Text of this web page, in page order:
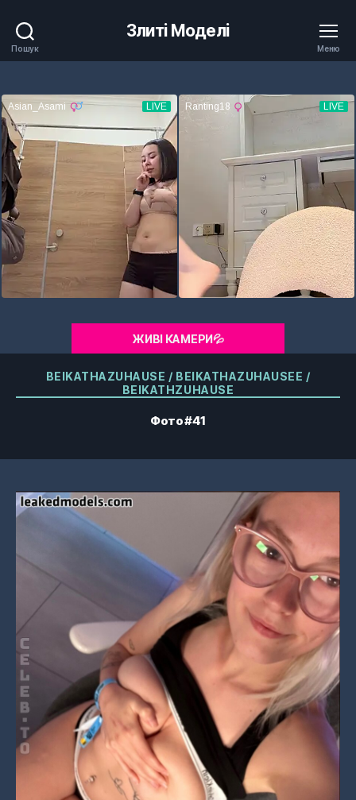
Пошук
Злиті Моделі
Меню
ЖИВІ КАМЕРИ💦
Категорії
BEIKATHAZUHAUSE / BEIKATHAZUHAUSEE /
BEIKATHZUHAUSE
Фото #41